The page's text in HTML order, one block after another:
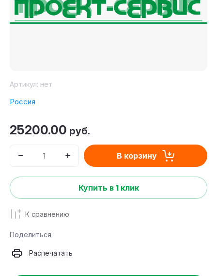
Артикул: нет
Россия
25200.00 руб.
В корзину
Купить в 1 клик
К сравнению
Поделиться
Распечатать